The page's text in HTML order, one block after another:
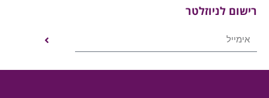
רישום לניוזלטר